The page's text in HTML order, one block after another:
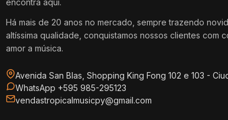
Há mais de 20 anos no mercado, sempre trazendo
altíssima qualidade, conquistamos nossos clientes com
amor a música.
Avenida San Blas, Shopping King Fong 102 e 103 -
WhatsApp +595 985-295123
vendastropicalmusicpy@gmail.com